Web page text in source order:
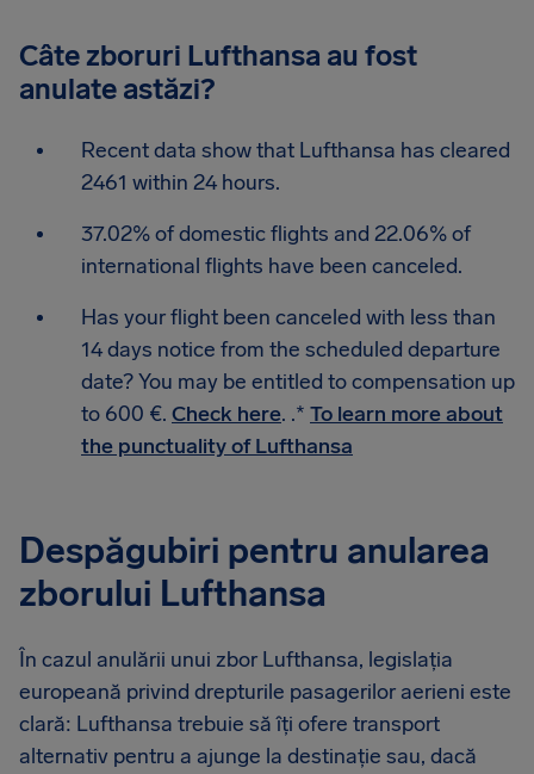
Câte zboruri Lufthansa au fost
anulate astăzi?
Recent data show that Lufthansa has cleared
2461 within 24 hours.
37.02% of domestic flights and 22.06% of
international flights have been canceled.
Has your flight been canceled with less than
14 days notice from the scheduled departure
date? You may be entitled to compensation up
to 600 €. Check here. .* To learn more about
the punctuality of Lufthansa
Despăgubiri pentru anularea
zborului Lufthansa
În cazul anulării unui zbor Lufthansa, legislația
europeană privind drepturile pasagerilor aerieni este
clară: Lufthansa trebuie să îți ofere transport
alternativ pentru a ajunge la destinație sau, dacă